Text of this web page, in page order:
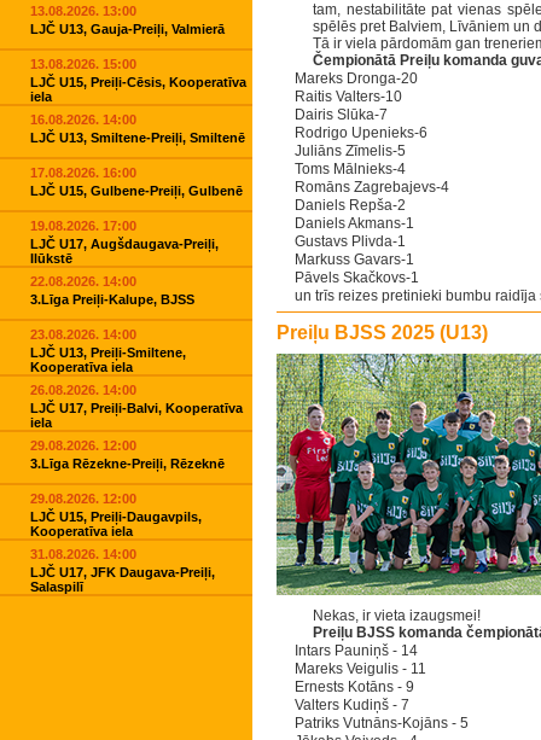
13.08.2026. 13:00
LJČ U13, Gauja-Preiļi, Valmierā
13.08.2026. 15:00
LJČ U15, Preiļi-Cēsis, Kooperatīva
iela
16.08.2026. 14:00
LJČ U13, Smiltene-Preiļi, Smiltenē
17.08.2026. 16:00
LJČ U15, Gulbene-Preiļi, Gulbenē
19.08.2026. 17:00
LJČ U17, Augšdaugava-Preiļi,
Ilūkstē
22.08.2026. 14:00
3.Līga Preiļi-Kalupe, BJSS
23.08.2026. 14:00
LJČ U13, Preiļi-Smiltene,
Kooperatīva iela
26.08.2026. 14:00
LJČ U17, Preiļi-Balvi, Kooperatīva
iela
29.08.2026. 12:00
3.Līga Rēzekne-Preiļi, Rēzeknē
29.08.2026. 12:00
LJČ U15, Preiļi-Daugavpils,
Kooperatīva iela
31.08.2026. 14:00
LJČ U17, JFK Daugava-Preiļi,
Salaspilī
tam, nestabilitāte pat vienas
spēlēs pret Balviem, Līvāniem un
Tā ir viela pārdomām gan
Čempionātā Preiļu komanda
Mareks Dronga-20
Raitis Valters-10
Dairis Slūka-7
Rodrigo Upenieks-6
Juliāns Zīmelis-5
Toms Mālnieks-4
Romāns Zagrebajevs-4
Daniels Repša-2
Daniels Akmans-1
Gustavs Plivda-1
Markuss Gavars-1
Pāvels Skačkovs-1
un trīs reizes pretinieki bumbu raidīja
Preiļu BJSS 2025 (U13)
Nekas, ir vieta izaugsmei!
Preiļu BJSS komanda
Intars Pauniņš - 14
Mareks Veigulis - 11
Ernests Kotāns - 9
Valters Kudiņš - 7
Patriks Vutnāns-Kojāns - 5